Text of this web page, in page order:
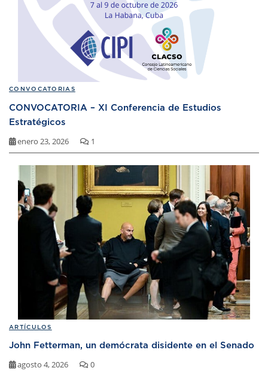
CONVOCATORIAS
CONVOCATORIA – XI Conferencia de Estudios
Estratégicos
enero 23, 2026 1
ARTÍCULOS
John Fetterman, un demócrata disidente en el Senado
agosto 4, 2026 0